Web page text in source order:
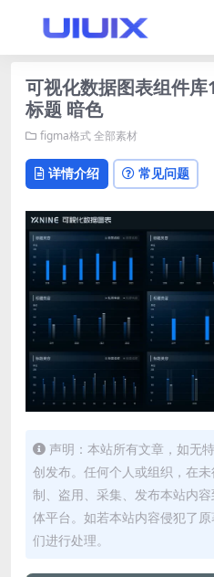
可视化数据图表组件
标题 暗色
figma格式全部素材
详情介绍 常见问题
声明：本站所有文章，如无
创发布。任何个人或组织，在
制、盗用、采集、发布本站内
体平台。如若本站内容侵犯了
们进行处理。